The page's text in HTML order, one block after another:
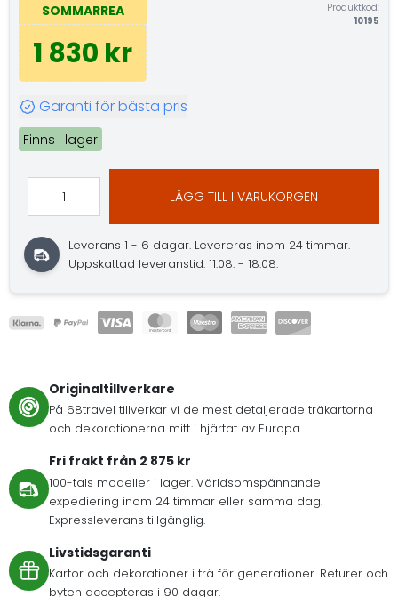
SOMMARREA
1 830 kr
Produktkod:
10195
Garanti för bästa pris
Finns i lager
LÄGG TILL I VARUKORGEN
Leverans 1 - 6 dagar. Levereras inom 24 timmar.
Uppskattad leveranstid: 11.08. - 18.08.
Originaltillverkare
På 68travel tillverkar vi de mest detaljerade träkartorna
och dekorationerna mitt i hjärtat av Europa.
Fri frakt från 2 875 kr
100-tals modeller i lager. Världsomspännande
expediering inom 24 timmar eller samma dag.
Expressleverans tillgänglig.
Livstidsgaranti
Kartor och dekorationer i trä för generationer. Returer och
byten accepteras i 90 dagar.